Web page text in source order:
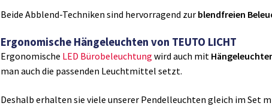
Beide Abblend-Techniken sind hervorragend zur blendfreien
Ergonomische Hängeleuchten von TEUTO LICHT
Ergonomische LED Bürobeleuchtung wird auch mit
man auch die passenden Leuchtmittel setzt.
Deshalb erhalten sie viele unserer Pendelleuchten gleich im Set